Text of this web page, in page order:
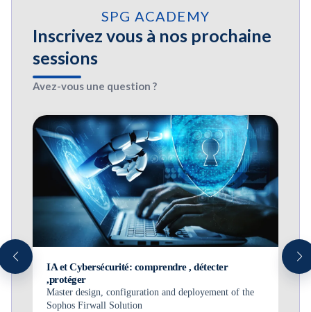
SPG ACADEMY
Inscrivez vous à nos prochaine
sessions
Avez-vous une question ?
IA et Cybersécurité: comprendre , détecter
,protéger
Master design, configuration and deployement of the
Sophos Firwall Solution